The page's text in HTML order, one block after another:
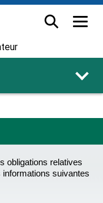
obligations relatives
suivantes